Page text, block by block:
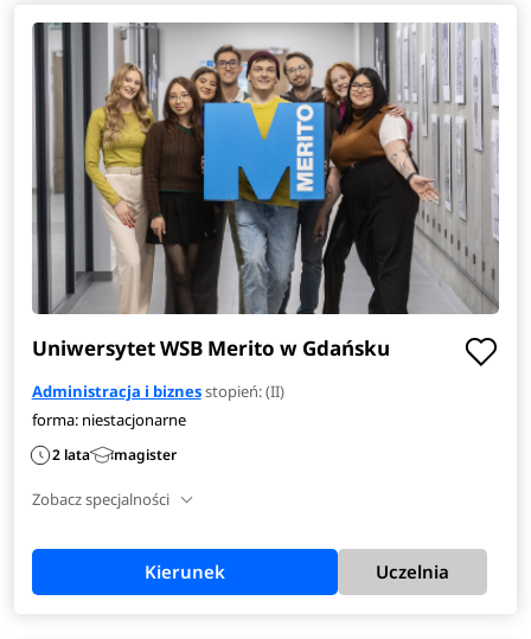
Uniwersytet WSB Merito w Gdańsku
Administracja i biznesstopień: (II)
forma: niestacjonarne
2 lata magister
Zobacz specjalności
Kierunek Uczelnia